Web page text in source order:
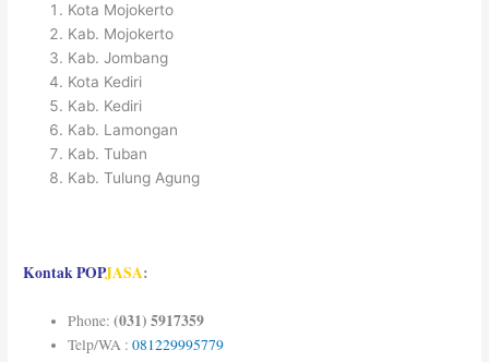
Kota Mojokerto
Kab. Mojokerto
Kab. Jombang
Kota Kediri
Kab. Kediri
Kab. Lamongan
Kab. Tuban
Kab. Tulung Agung
KontakPOPJASA:
Phone:(031) 5917359
Telp/WA :081229995779